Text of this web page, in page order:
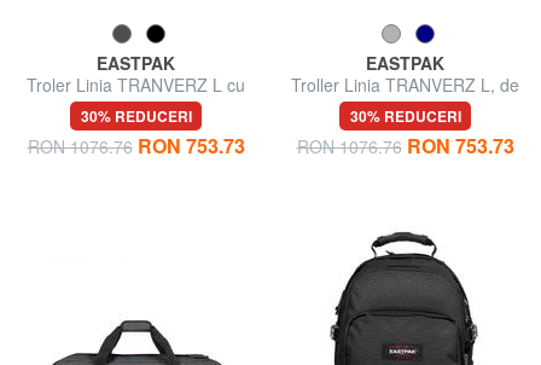
EASTPAK
Troler Linia TRANVERZ L cu
TSA, dimensiune mare
30% REDUCERI
RON 1076.76 RON 753.73
EASTPAK
Troller Linia TRANVERZ L, de
dimensiuni mari, cu TSA
30% REDUCERI
RON 1076.76 RON 753.73